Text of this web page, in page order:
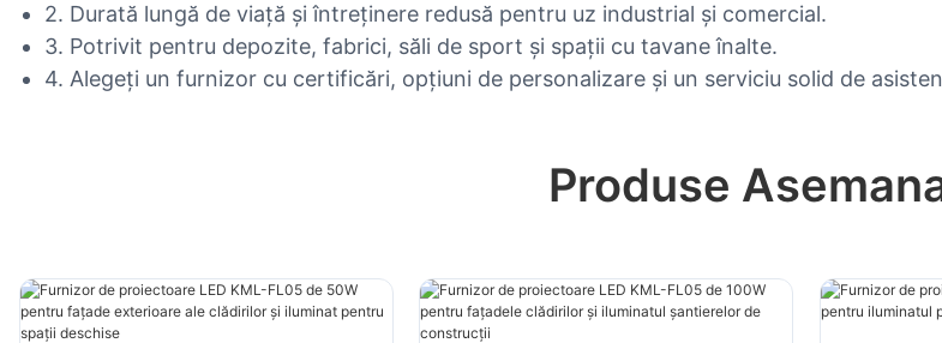
2. Durată lungă de viață și întreținere redusă pentru uz industrial și comercial.
3. Potrivit pentru depozite, fabrici, săli de sport și spații cu tavane înalte.
4. Alegeți un furnizor cu certificări, opțiuni de personalizare și un serviciu solid de
Produse